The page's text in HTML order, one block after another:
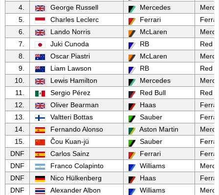
4.
George Russell Mercedes
5.
Charles Leclerc Ferrari
6.
Lando Norris McLaren
7.
Juki Cunoda RB
Red
8.
Oscar Piastri McLaren
9.
Liam Lawson RB
Red
10.
Lewis Hamilton Mercedes
11.
Sergio Pérez Red Bull
Red
12.
Oliver Bearman Haas
13.
Valtteri Bottas Sauber
14.
Fernando Alonso Aston Martin
15.
Čou Kuan-jü Sauber
DNF
Carlos Sainz Ferrari
DNF
Franco Colapinto Williams
DNF
Nico Hülkenberg Haas
DNF
Alexander Albon Williams